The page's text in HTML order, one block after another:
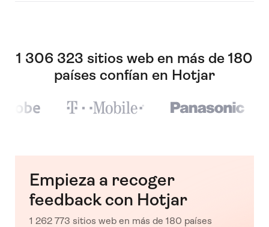
1 306 323 sitios web en más de 180
países confían en Hotjar
Empieza a recoger
feedback con Hotjar
1 262 773 sitios web en más de 180 países